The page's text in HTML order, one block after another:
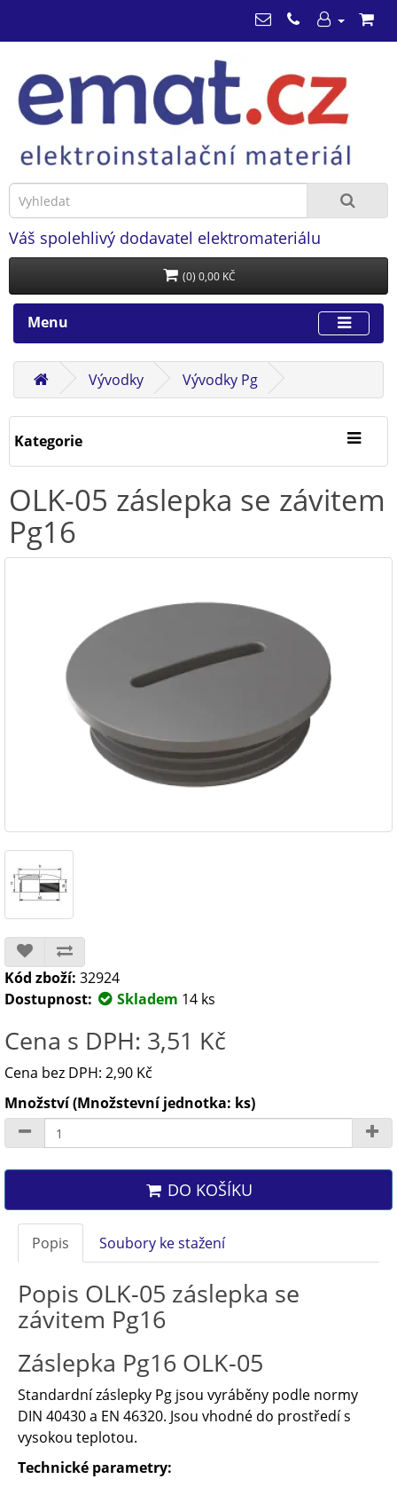
Váš spolehlivý dodavatel elektromateriálu
(0) 0,00 KČ
Menu
Vývodky Vývodky Pg
Kategorie
OLK-05 záslepka se závitem
Pg16
Kód zboží: 32924
Dostupnost:
Skladem 14 ks
Cena s DPH: 3,51 Kč
Cena bez DPH: 2,90 Kč
Množství (Množstevní jednotka: ks)
DO KOŠÍKU
Popis Soubory ke stažení
Popis OLK-05 záslepka se
závitem Pg16
Záslepka Pg16 OLK-05
Standardní záslepky Pg jsou vyráběny podle normy
DIN 40430 a EN 46320. Jsou vhodné do prostředí s
vysokou teplotou.
Technické parametry: